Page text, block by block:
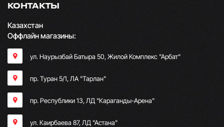
КОНТАКТЫ
Казахстан
Оффлайн магазины:
ул. Наурызбай Батыра 50, Жилой Комплекс "Арбат"
пр. Туран 5/1, ЛА "Тарлан"
пр. Республики 13, ​ЛД "Караганды-Арена"
ул. Каирбаева 87, ЛД "Астана"